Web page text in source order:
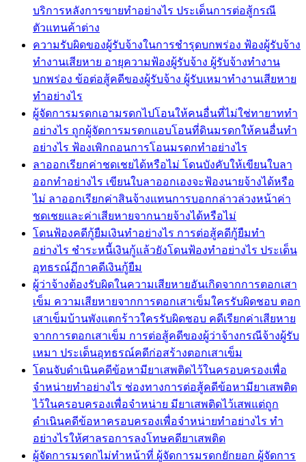
บริการหลังการขายทำอย่างไร ประเด็นการต่อสู้กรณี
ตัวแทนค้าต่าง
ความรับผิดของผู้รับจ้างในการชำรุดบกพร่อง ฟ้องผู้รับจ้าง
ทำงานเสียหาย อายุความฟ้องผู้รับจ้าง ผู้รับจ้างทำงาน
บกพร่อง ข้อต่อสู้คดีของผู้รับจ้าง ผู้รับเหมาทำงานเสียหาย
ทำอย่างไร
ผู้จัดการมรดกเอามรดกไปโอนให้คนอื่นที่ไม่ใช่ทายาททำ
อย่างไร ถูกผู้จัดการมรดกแอบโอนที่ดินมรดกให้คนอื่นทำ
อย่างไร ฟ้องเพิกถอนการโอนมรดกทำอย่างไร
ลาออกเรียกค่าชดเชยได้หรือไม่ โดนบังคับให้เขียนใบลา
ออกทำอย่างไร เขียนใบลาออกเองจะฟ้องนายจ้างได้หรือ
ไม่ ลาออกเรียกค่าสินจ้างแทนการบอกกล่าวล่วงหน้าค่า
ชดเชยและค่าเสียหายจากนายจ้างได้หรือไม่
โดนฟ้องคดีกู้ยืมเงินทำอย่างไร การต่อสู้คดีกู้ยืมทำ
อย่างไร ชำระหนี้เงินกู้แล้วยังโดนฟ้องทำอย่างไร ประเด็น
อุทธรณ์ฏีกาคดีเงินกู้ยืม
ผู้ว่าจ้างต้องรับผิดในความเสียหายอันเกิดจากการตอกเสา
เข็ม ความเสียหายจากการตอกเสาเข็มใครรับผิดชอบ ตอก
เสาเข็มบ้านพังแตกร้าวใครรับผิดชอบ คดีเรียกค่าเสียหาย
จากการตอกเสาเข็ม การต่อสู้คดีของผู้ว่าจ้างกรณีจ้างผู้รับ
เหมา ประเด็นอุทธรณ์คดีก่อสร้างตอกเสาเข็ม
โดนจับดำเนินคดีข้อหามียาเสพติดไว้ในครอบครองเพื่อ
จำหน่ายทำอย่างไร ช่องทางการต่อสู้คดีข้อหามียาเสพติด
ไว้ในครอบครองเพื่อจำหน่าย มียาเสพติดไว้เสพแต่ถูก
ดำเนินคดีข้อหาครอบครองเพื่อจำหน่ายทำอย่างไร ทำ
อย่างไรให้ศาลรอการลงโทษคดียาเสพติด
ผู้จัดการมรดกไม่ทำหน้าที่ ผู้จัดการมรดกยักยอก ผู้จัดการ